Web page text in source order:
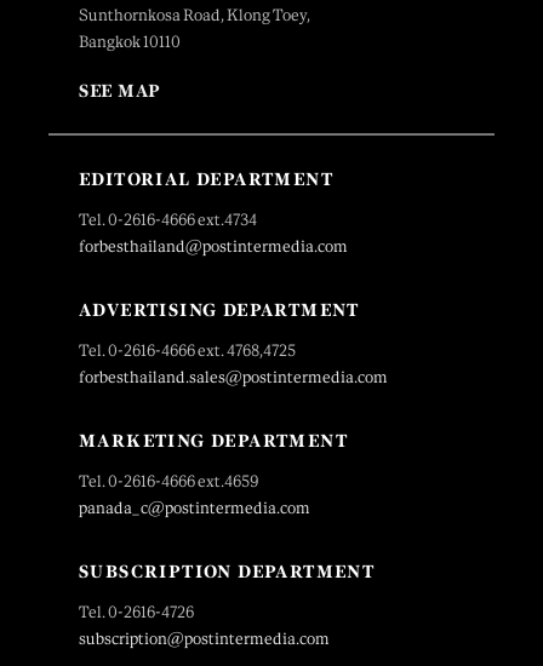
Sunthornkosa Road, Klong Toey,
Bangkok 10110
SEE MAP
EDITORIAL DEPARTMENT
Tel. 0-2616-4666 ext.4734
forbesthailand@postintermedia.com
ADVERTISING DEPARTMENT
Tel. 0-2616-4666 ext. 4768,4725
forbesthailand.sales@postintermedia.com
MARKETING DEPARTMENT
Tel. 0-2616-4666 ext.4659
panada_c@postintermedia.com
SUBSCRIPTION DEPARTMENT
Tel. 0-2616-4726
subscription@postintermedia.com